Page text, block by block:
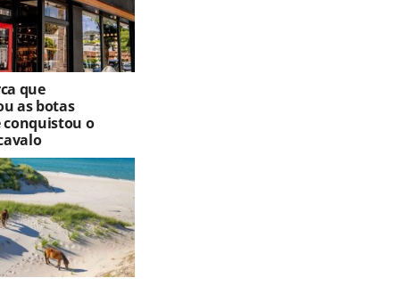
que
as botas
conquistou o